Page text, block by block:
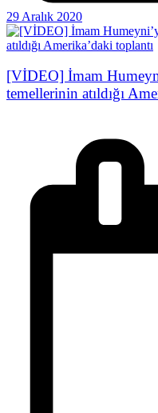
29 Aralık 2020
[VİDEO] İmam
temellerinin atıldığı